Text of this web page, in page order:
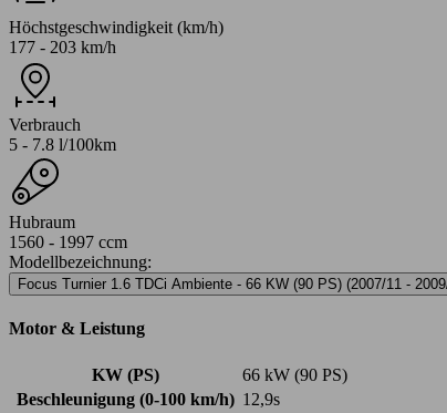
Höchstgeschwindigkeit (km/h)
177 - 203 km/h
Verbrauch
5 - 7.8 l/100km
Hubraum
1560 - 1997 ccm
Modellbezeichnung:
Focus Turnier 1.6 TDCi Ambiente - 66 KW (90 PS) (2007/11 -
Motor & Leistung
KW (PS)
66 kW (90 PS)
Beschleunigung (0-100 km/h) 12,9s